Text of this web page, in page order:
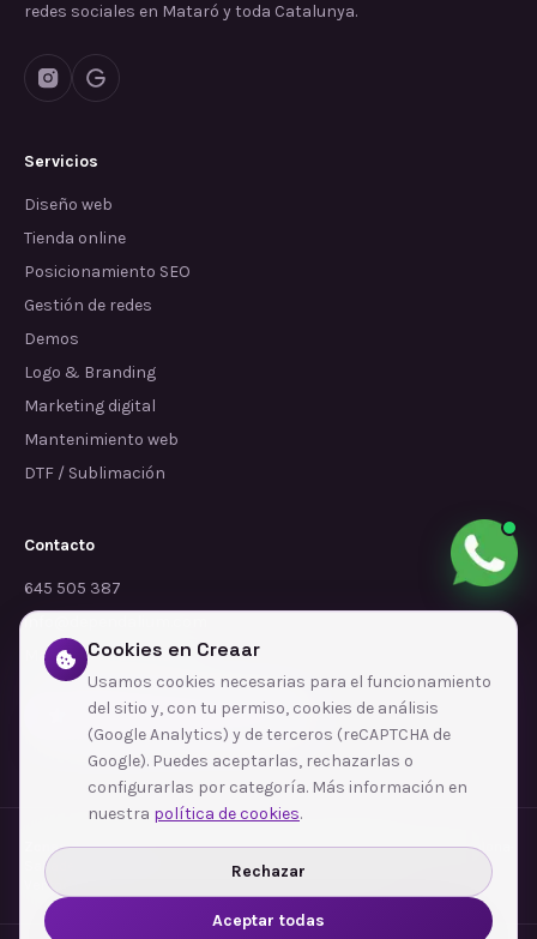
redes sociales en Mataró y toda Catalunya.
Servicios
Diseño web
Tienda online
Posicionamiento SEO
Gestión de redes
Demos
Logo & Branding
Marketing digital
Mantenimiento web
DTF / Sublimación
Contacto
645 505 387
info@dependalium.com
Mataró (Barcelona)
Déjanos tu reseña en Google
Zonas de cobertura·Barcelona·L'Hospitalet de Llobregat·Terrassa·Badalona
Sabadell
Santa Coloma de Gramenet
Ver todas las zonas →
Cookies en Creaar
Usamos cookies necesarias para el funcionamiento
del sitio y, con tu permiso, cookies de análisis
(Google Analytics) y de terceros (reCAPTCHA de
Google). Puedes aceptarlas, rechazarlas o
configurarlas por categoría. Más información en
nuestra política de cookies.
Rechazar
Aceptar todas